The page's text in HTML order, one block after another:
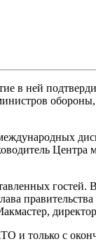
в ней
только с